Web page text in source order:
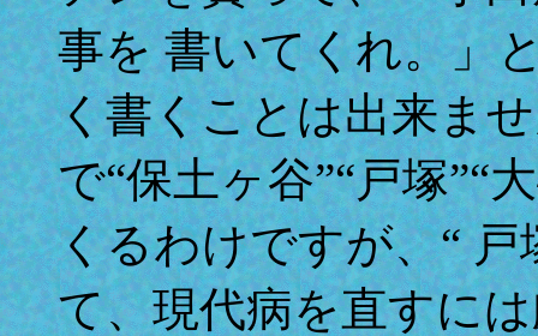
事を 書いてくれ。」
く書くことは出来ま
で“保土ヶ谷”“戸塚”“
くるわけですが、“
て、現代病を直すに